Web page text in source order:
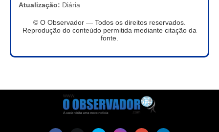
Atualização: Diária
© O Observador — Todos os direitos reservados.
Reprodução do conteúdo permitida mediante citação da
fonte.